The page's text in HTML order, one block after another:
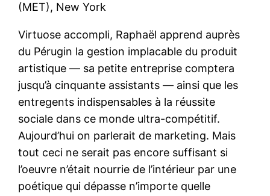
(MET), New York
Virtuose accompli, Raphaël apprend auprès
du Pérugin la gestion implacable du produit
artistique — sa petite entreprise comptera
jusqu’à cinquante assistants — ainsi que les
entregents indispensables à la réussite
sociale dans ce monde ultra-compétitif.
Aujourd’hui on parlerait de marketing. Mais
tout ceci ne serait pas encore suffisant si
l’oeuvre n’était nourrie de l’intérieur par une
poétique qui dépasse n’importe quelle